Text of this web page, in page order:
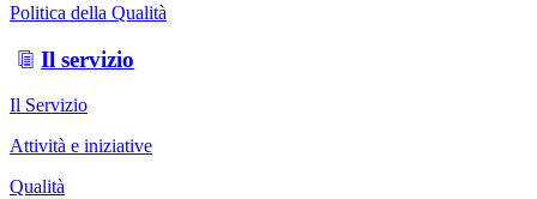
Politica della Qualità
Il servizio
Il Servizio
Attività e iniziative
Qualità